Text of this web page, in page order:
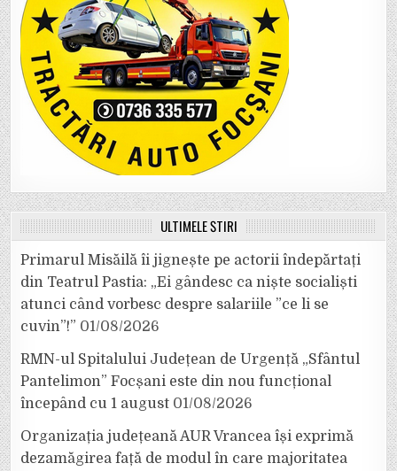
ULTIMELE ȘTIRI
Primarul Misăilă îi jignește pe actorii îndepărtați
din Teatrul Pastia: „Ei gândesc ca niște socialiști
atunci când vorbesc despre salariile ”ce li se
cuvin”!” 01/08/2026
RMN-ul Spitalului Județean de Urgență „Sfântul
Pantelimon” Focșani este din nou funcțional
începând cu 1 august 01/08/2026
Organizația județeană AUR Vrancea își exprimă
dezamăgirea față de modul în care majoritatea